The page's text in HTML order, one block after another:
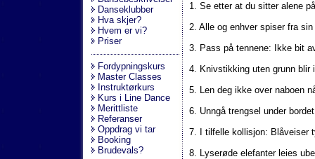
Danseklubber
Hva skjer?
Hvem er vi?
Priser
Fordypningskurs
Master Classes
Instruktørkurs
Kurs i Line Dance
Merittliste
Referanser
Oppdrag vi tar
Booking
Brudevals?
1. Se etter at du sitter alene
2. Alle og enhver spiser fra
3. Pass på tennene: Ikke bit
4. Knivstikking uten grunn blir
5. Len deg ikke over naboen
6. Unngå trengsel under
7. I tilfelle kollisjon: Blåveiser
8. Lyserøde elefanter leies